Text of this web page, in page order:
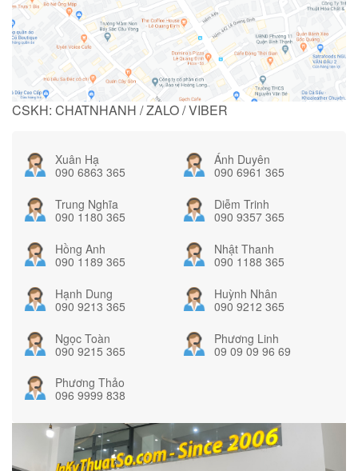
CSKH: CHATNHANH / ZALO / VIBER
Xuân Hạ
090 6863 365
Ánh Duyên
090 6961 365
Trung Nghĩa
090 1180 365
Diễm Trinh
090 9357 365
Hồng Anh
090 1189 365
Nhật Thanh
090 1188 365
Hạnh Dung
090 9213 365
Huỳnh Nhân
090 9212 365
Ngọc Toàn
090 9215 365
Phương Linh
09 09 09 96 69
Phương Thảo
096 9999 838